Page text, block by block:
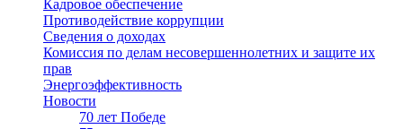
Кадровое обеспечение
Противодействие коррупции
Сведения о доходах
Комиссия по делам несовершеннолетних и защите их
прав
Энергоэффективность
Новости
70 лет Победе